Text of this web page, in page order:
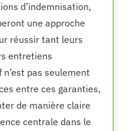
d’indemnisation,
une approche
réussir tant leurs
entretiens
n’est pas seulement
entre ces garanties,
de manière claire
centrale dans le